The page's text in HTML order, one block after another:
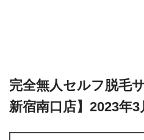
完全無人セルフ脱毛
新宿南口店】2023年3